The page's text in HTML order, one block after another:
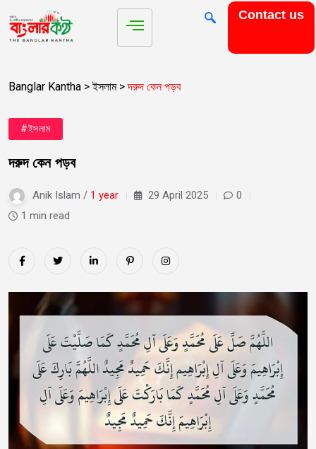
Contact us
Banglar Kantha >ইসলাম>দরুদ কেন পড়ব
#ইসলাম
দরুদ কেন পড়ব
Anik Islam / 1 year 29 April 2025
0
1 min read